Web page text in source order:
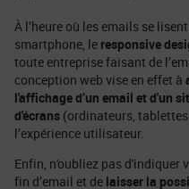
À l’heure où les emails se
smartphone, le responsive
toute entreprise faisant de
conception web vise en effet à
l'affichage d’un email et d'un
d'écrans (ordinateurs,
l’expérience utilisateur.
Enfin, n'oubliez pas d'indiquer
fin d’email et de laisser la